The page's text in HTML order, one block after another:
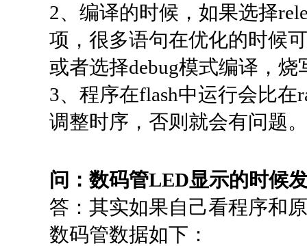
2、编译的时候，如果选择
项，很多语句在优化的时候
或者选择debug模式编译，
3、程序在flash中运行会比
调整时序，否则就会有问题。
问：数码管LED显示的时候
答：其实如果自己看程序和
数码管数据如下：